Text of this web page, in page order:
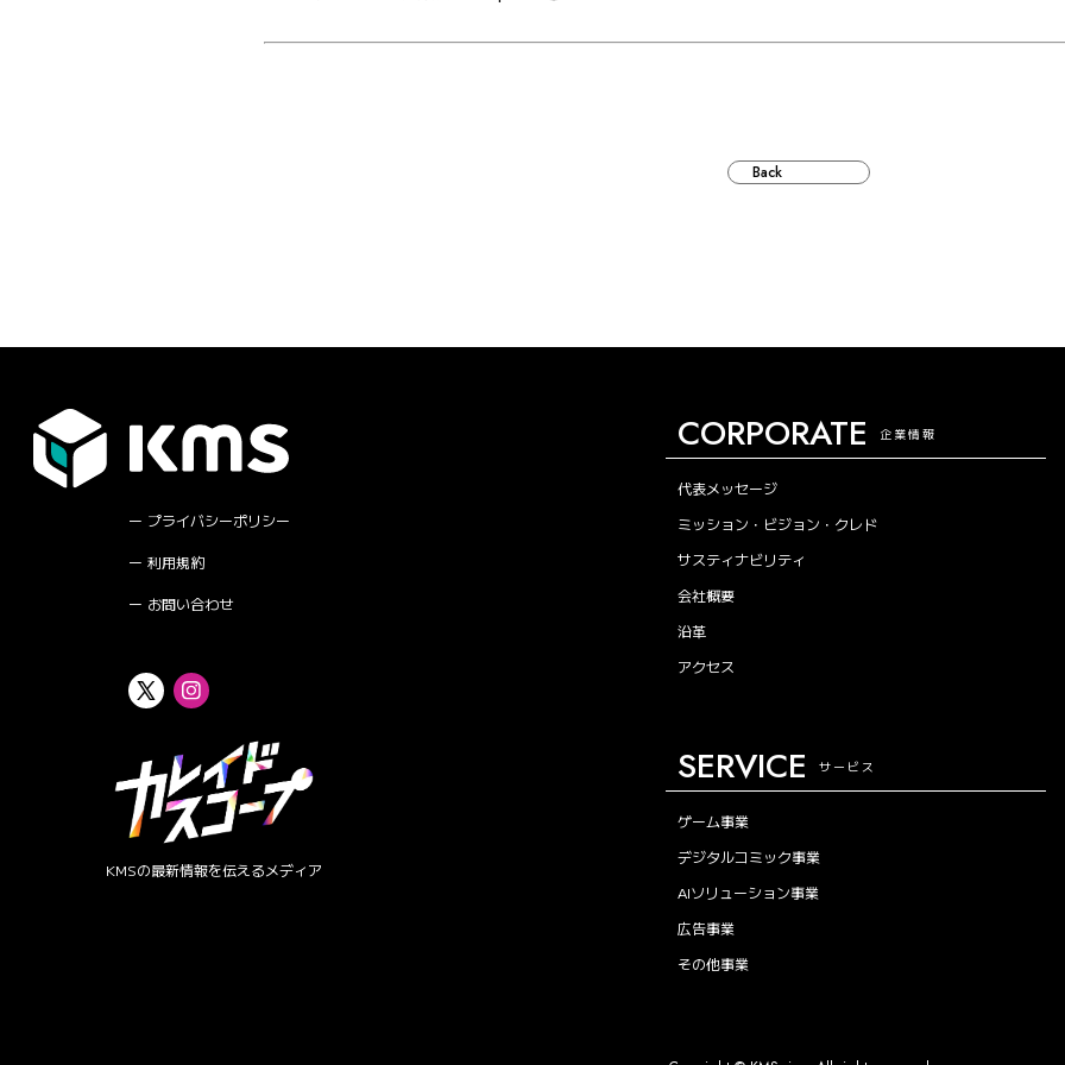
Back
プライバシーポリシー
利用規約
お問い合わせ
KMSの最新情報を伝えるメディア
CORPORATE 企業情報
代表メッセージ
ミッション・ビジョン・クレド
サスティナビリティ
会社概要
沿革
アクセス
SERVICE サービス
ゲーム事業
デジタルコミック事業
AIソリューション事業
広告事業
その他事業